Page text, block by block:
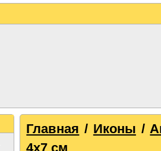
Главная / Иконы /
4х7 см